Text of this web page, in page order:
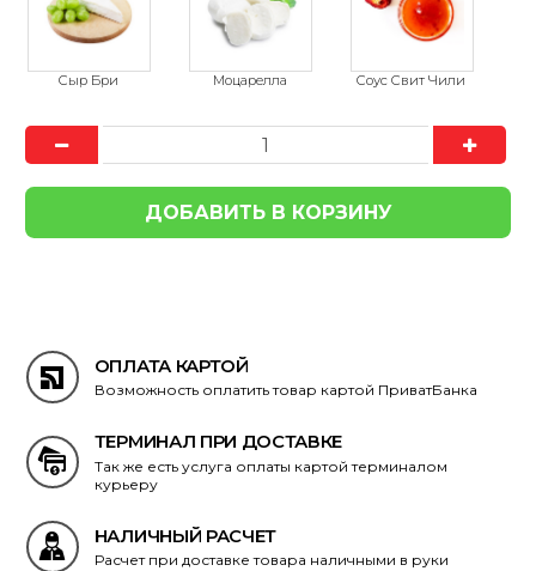
ОПЛАТА КАРТОЙ
Возможность оплатить товар картой ПриватБанка
ТЕРМИНАЛ ПРИ ДОСТАВКЕ
Так же есть услуга оплаты картой терминалом
курьеру
НАЛИЧНЫЙ РАСЧЕТ
Расчет при доставке товара наличными в руки